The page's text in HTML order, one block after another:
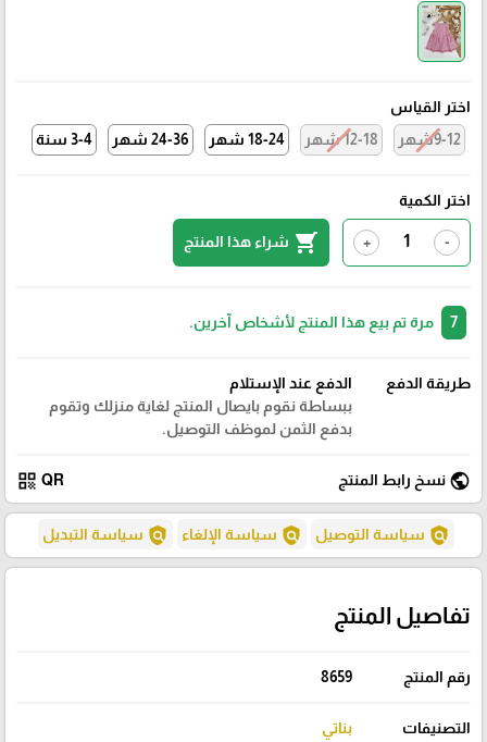
اختر القياس
9-12شهر
12-18 شهر 18-24 شهر 24-36 شهر 3-4 سنة
اختر الكمية
-
+
shopping_cart شراء هذا المنتج
مرة تم بيع هذا المنتج لأشخاص آخرين.
طريقة الدفع
الدفع عند الإستلام
ببساطة نقوم بايصال المنتج لغاية منزلك وتقوم
بدفع الثمن لموظف التوصيل.
public نسخ رابط المنتج QR
qr_code
policy سياسة التوصيل policy سياسة الإلغاء policy سياسة التبديل
تفاصيل المنتج
رقم المنتج 8659
التصنيفات بناتي